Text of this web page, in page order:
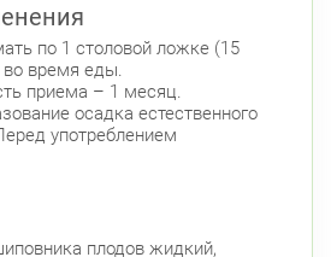
д. 19 (Российский пр., д. 7)
д. 8, к. 3 Круглосуточно
по 1 столовой ложке (15
во время еды.
приема – 1 месяц.
осадка естественного
употреблением
плодов жидкий,